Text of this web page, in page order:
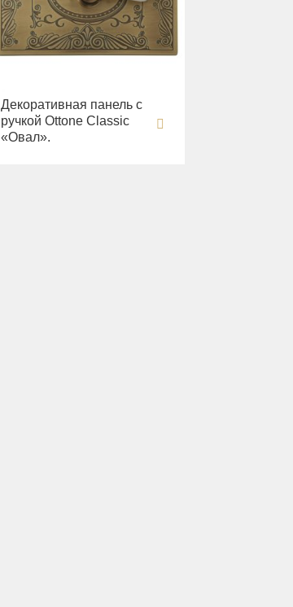
Декоративная панель с
ручкой Ottone Classic
«Овал».